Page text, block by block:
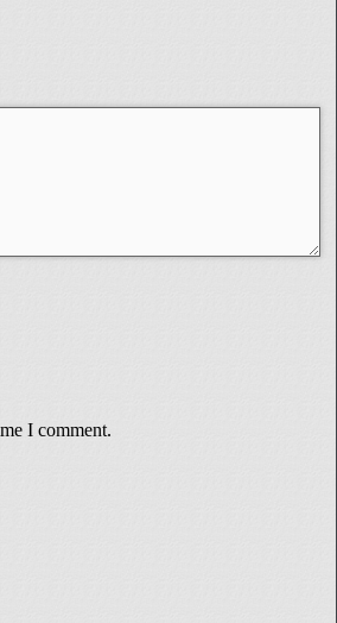
I comment.